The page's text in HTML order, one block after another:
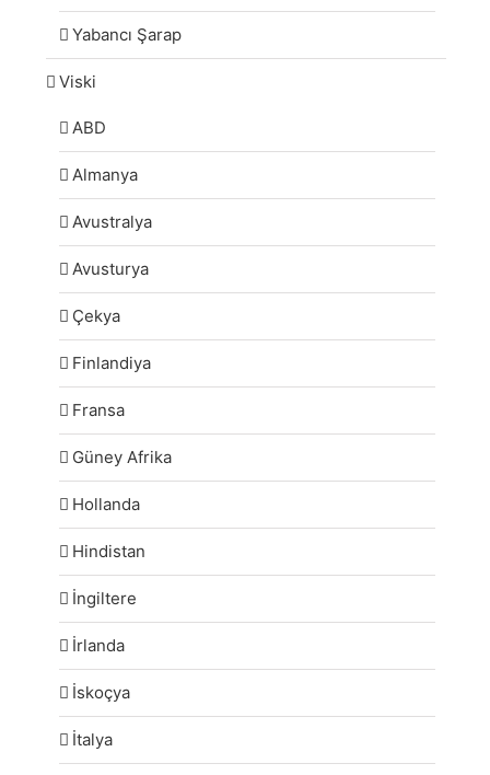
Yabancı Şarap
Viski
ABD
Almanya
Avustralya
Avusturya
Çekya
Finlandiya
Fransa
Güney Afrika
Hollanda
Hindistan
İngiltere
İrlanda
İskoçya
İtalya